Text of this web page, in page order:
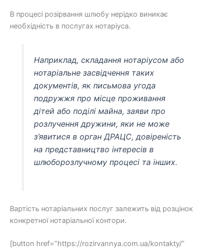
В процесі розірвання шлюбу нерідко виникає
необхідність в послугах нотаріуса.
Наприклад, складання нотаріусом або
нотаріальне засвідчення таких
документів, як письмова угода
подружжя про місце проживання
дітей або поділі майна, заяви про
розлучення дружини, яки не може
з’явитися в орган ДРАЦС, довіреність
на представництво інтересів в
шлюборозлучному процесі та інших.
Вартість нотаріальних послуг залежить від розцінок
конкретної нотаріальної контори.
[button href=”https://rozirvannya.com.ua/kontakty/”